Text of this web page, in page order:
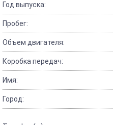
Год выпуска:
Пробег:
Объем двигателя:
Коробка передач:
Имя:
Город: